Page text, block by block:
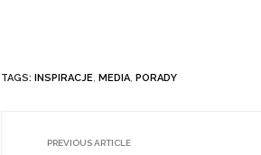
TAGS: INSPIRACJE, MEDIA, PORADY
PREVIOUS ARTICLE